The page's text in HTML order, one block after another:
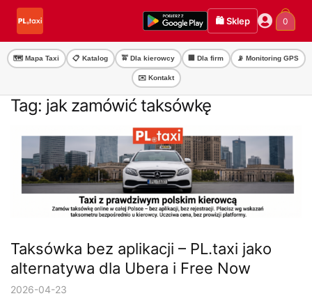
Przejdź
nawigacji
Przejdź
treści
🛍️ Sklep 0
🗺️ Mapa Taxi 📋 Katalog 🚖 Dla kierowcy 🏢 Dla firm 📡 Monitoring GPS
✉️ Kontakt
Tag: jak zamówić taksówkę
Taksówka bez aplikacji – PL.taxi jako
alternatywa dla Ubera i Free Now
2026-04-23